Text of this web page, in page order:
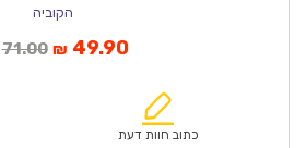
הקוביה
71.00המחיר
₪71.00.
₪ 49.90המחיר
הוא:
כתוב חוות דעת